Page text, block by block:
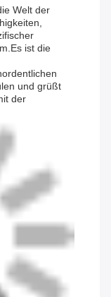
Welt der
ist die
und grüßt
der